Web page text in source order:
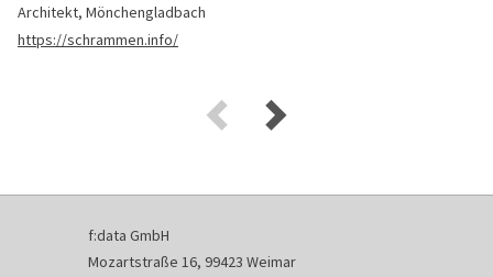
Architekt, Mönchengladbach
https://schrammen.info/
f:data GmbH
Mozartstraße 16, 99423 Weimar